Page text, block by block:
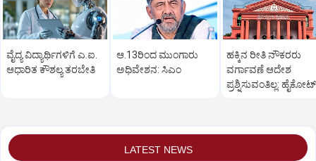
ವೈದ್ಯ ವಿದ್ಯಾರ್ಥಿಗಳಿಗೆ ಎ.ಐ.
ಆಧಾರಿತ ಕೌಶಲ್ಯ ತರಬೇತಿ
ಆ.13ರಿಂದ ಮುಂಗಾರು
ಅಧಿವೇಶನ: ಸಿಎಂ
ಹಕ್ಕಿನ ರೀತಿ ನೌಕರರು
ವರ್ಗಾವಣೆ ಆದೇಶ
ಪ್ರಶ್ನಿಸುವಂತಿಲ್ಲ:
LATEST NEWS